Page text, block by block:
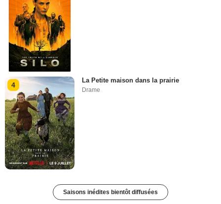
4
La Petite maison dans la prairie
Drame
Saisons inédites bientôt diffusées